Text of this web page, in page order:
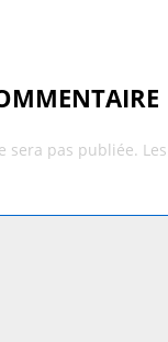
sera pas publiée.